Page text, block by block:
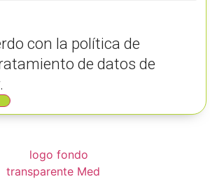
con la política de
de datos de